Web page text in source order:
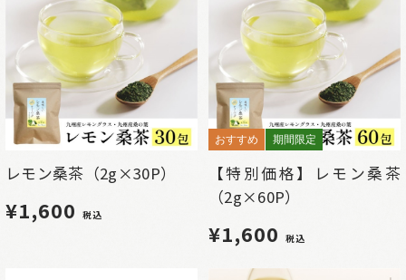
レモン桑茶（2g×30P）
¥1,600 税込
おすすめ 期間限定
【特別価格】レモン桑茶
（2g×60P）
¥1,600 税込